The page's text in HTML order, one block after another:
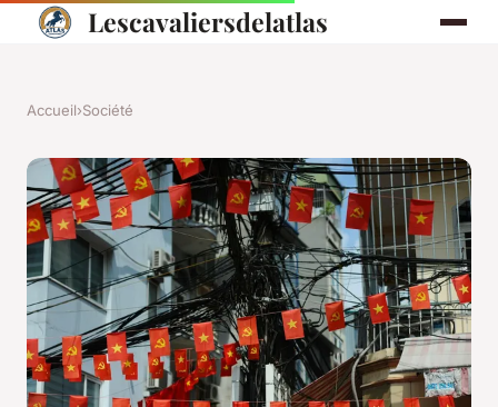
Lescavaliersdelatlas
Accueil›Société